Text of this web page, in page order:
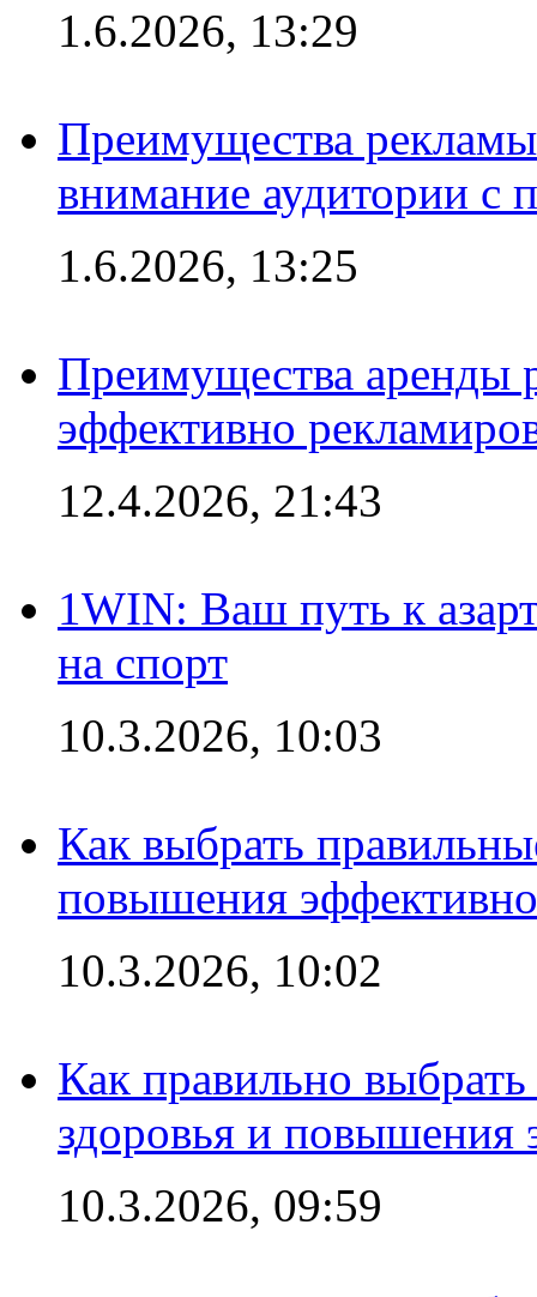
1.6.2026, 13:29
Преимущества
внимание аудитории
1.6.2026, 13:25
Преимущества аренды
эффективно
12.4.2026, 21:43
1WIN: Ваш путь к
на спорт
10.3.2026, 10:03
Как выбрать
повышения
10.3.2026, 10:02
Как правильно
здоровья и повышения
10.3.2026, 09:59